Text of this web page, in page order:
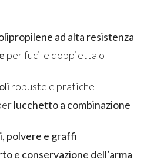
ad alta resistenza
per fucile doppietta o
robuste e pratiche
lucchetto a combinazione
polvere e graffi
e conservazione dell’arma